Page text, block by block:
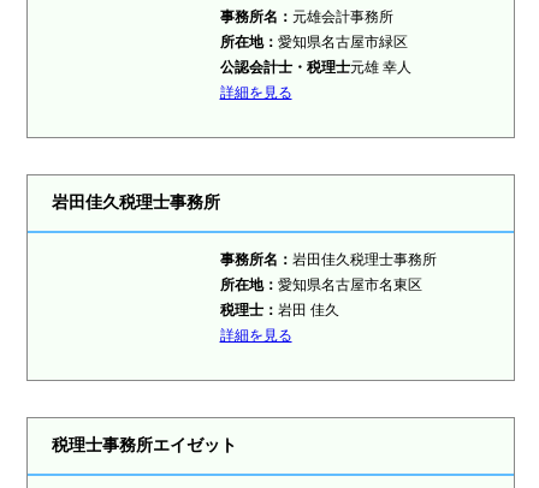
事務所名： 元雄会計事務所
所在地： 愛知県名古屋市緑区
公認会計士・税理士元雄 幸人
詳細を見る
岩田佳久税理士事務所
事務所名： 岩田佳久税理士事務所
所在地： 愛知県名古屋市名東区
税理士： 岩田 佳久
詳細を見る
税理士事務所エイゼット